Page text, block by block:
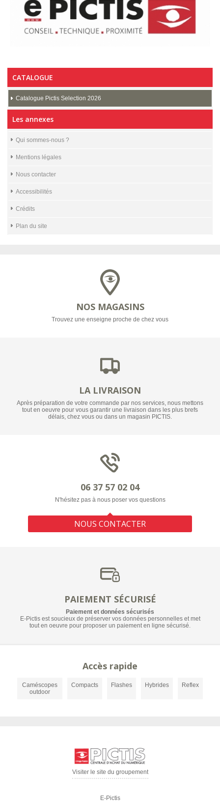
CATALOGUE
Catalogue Pictis Selection 2026
Les annexes
Qui sommes-nous ?
Mentions légales
Nous contacter
Accessibilités
Crédits
Plan du site
NOS MAGASINS
Trouvez une enseigne proche de chez vous
LA LIVRAISON
Après préparation de votre commande par nos services, nous mettons
tout en oeuvre pour vous garantir une livraison dans les plus brefs
délais, chez vous ou dans un magasin PICTIS.
06 37 57 02 04
N'hésitez pas à nous poser vos questions
NOUS CONTACTER
PAIEMENT SÉCURISÉ
Paiement et données sécurisés
E-Pictis est soucieux de préserver vos données personnelles et met
tout en oeuvre pour proposer un paiement en ligne sécurisé.
Accès rapide
Caméscopes
outdoor
Compacts Flashes Hybrides Reflex
Visiter le site du groupement
E-Pictis